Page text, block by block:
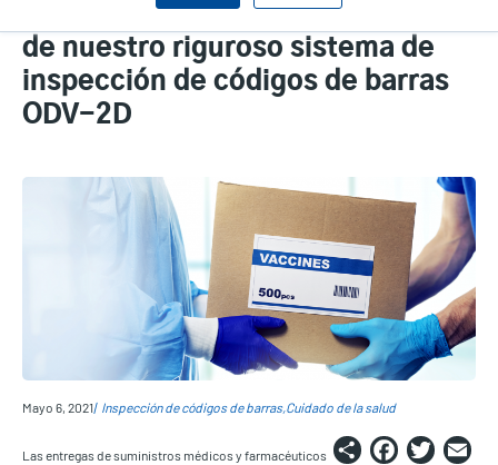
farmacéuticas vitales dependen
de nuestro riguroso sistema de
inspección de códigos de barras
ODV-2D
Mayo 6, 2021 Inspección de códigos de barras Cuidado de la salud
Share
Las entregas de suministros médicos y farmacéuticos